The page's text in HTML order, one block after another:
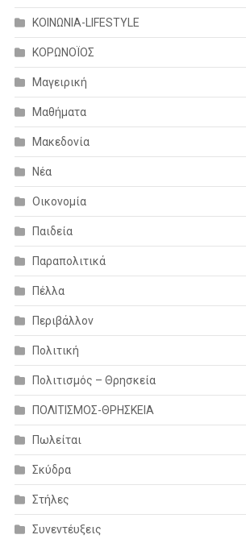
ΚΟΙΝΩΝΙΑ-LIFESTYLE
ΚΟΡΩΝΟΪΟΣ
Μαγειρική
Μαθήματα
Μακεδονία
Νέα
Οικονομία
Παιδεία
Παραπολιτικά
Πέλλα
Περιβάλλον
Πολιτική
Πολιτισμός – Θρησκεία
ΠΟΛΙΤΙΣΜΟΣ-ΘΡΗΣΚΕΙΑ
Πωλείται
Σκύδρα
Στήλες
Συνεντέυξεις